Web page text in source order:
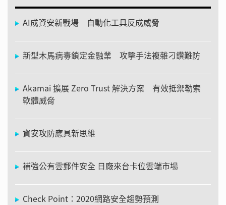
AI成資安新戰場 自動化工具反成威脅
新型木馬病毒鎖定金融業 攻擊手法複雜刁鑽難防
Akamai 擴展 Zero Trust 解決方案 有效抵禦勒索
軟體威脅
資安攻防應具新思維
補強公有雲郵件安全 日廠來台卡位雲端市場
Check Point：2020網路安全趨勢預測